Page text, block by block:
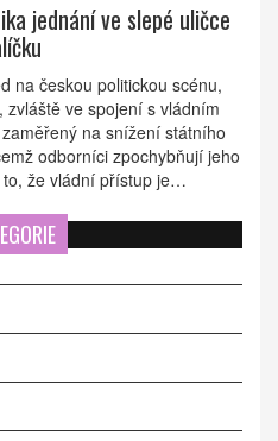
jednání ve slepé uličce
na českou politickou scénu,
ve spojení s vládním
na snížení státního
odborníci zpochybňují jeho
že vládní přístup je